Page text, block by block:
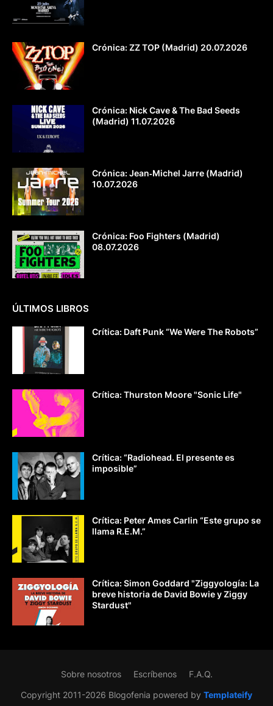
Crónica: ZZ TOP (Madrid) 20.07.2026
Crónica: Nick Cave & The Bad Seeds
(Madrid) 11.07.2026
Crónica: Jean‐Michel Jarre (Madrid)
10.07.2026
Crónica: Foo Fighters (Madrid)
08.07.2026
ÚLTIMOS LIBROS
Crítica: Daft Punk “We Were The Robots”
Crítica: Thurston Moore "Sonic Life"
Crítica: “Radiohead. El presente es
imposible”
Crítica: Peter Ames Carlin “Este grupo se
llama R.E.M.”
Crítica: Simon Goddard "Ziggyología: La
breve historia de David Bowie y Ziggy
Stardust"
Copyright 2011-2026 Blogofenia powered by Templateify
Sobre nosotros Escríbenos F.A.Q.